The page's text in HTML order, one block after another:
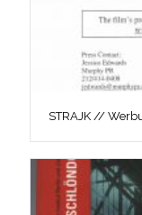
STRAJK //